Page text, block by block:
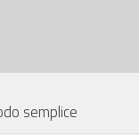
semplice